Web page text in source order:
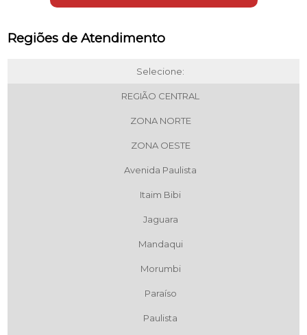
Regiões de Atendimento
Selecione:
REGIÃO CENTRAL
ZONA NORTE
ZONA OESTE
Avenida Paulista
Itaim Bibi
Jaguara
Mandaqui
Morumbi
Paraíso
Paulista